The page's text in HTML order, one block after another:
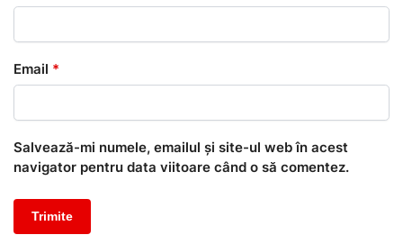
Email *
Salvează-mi numele, emailul și site-ul web în acest
navigator pentru data viitoare când o să comentez.